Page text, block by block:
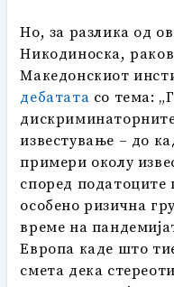
Но, за разлика од
Никодиноска,
Македонскиот
дебатата со тема:
известување – до
примери околу
според
особено ризична
време на
Европа каде што
смета дека